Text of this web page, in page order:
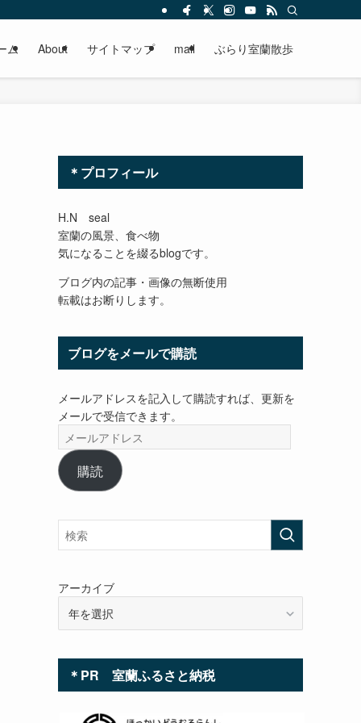
ム About サイトマップ mail ぶらり室蘭散歩
＊プロフィール
H.N seal
室蘭の風景、食べ物
気になることを綴るblogです。
ブログ内の記事・画像の無断使用
転載はお断りします。
ブログをメールで購読
メールアドレスを記入して購読すれば、更新を
メールで受信できます。
ー
ル
ア
レ
ス
購読
アーカイブ
＊PR 室蘭ふるさと納税